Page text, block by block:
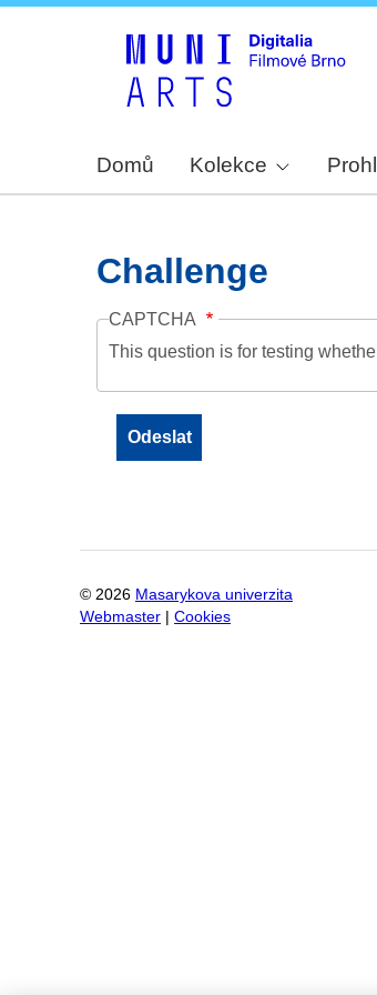
Domů Kolekce
Challenge
CAPTCHA
This question is for testing
© 2026 Masarykova univerzita
Webmaster
Cookies